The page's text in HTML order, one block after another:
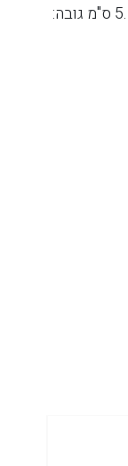
אורך: 17.8 ס"מ רוחב: 5.5 ס"מ גובה: